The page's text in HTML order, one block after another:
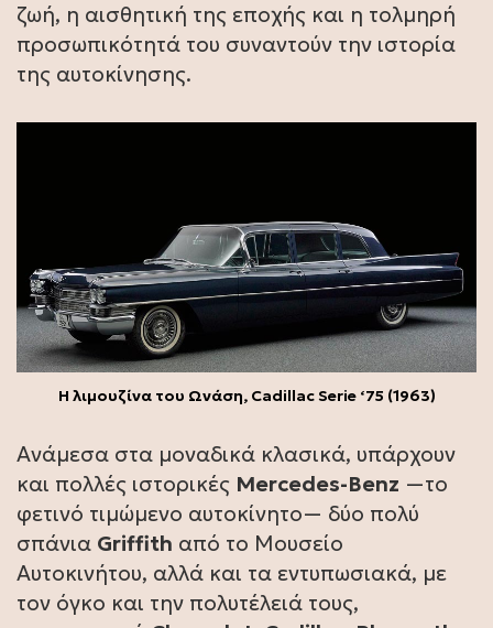
ζωή, η αισθητική της εποχής και η τολμηρή
προσωπικότητά του συναντούν την ιστορία
της αυτοκίνησης.
H λιμουζίνα του Ωνάση, Cadillac Serie ‘75 (1963)
Ανάμεσα στα μοναδικά κλασικά, υπάρχουν
και πολλές ιστορικές Mercedes-Benz —το
φετινό τιμώμενο αυτοκίνητο— δύο πολύ
σπάνια Griffith από το Μουσείο
Αυτοκινήτου, αλλά και τα εντυπωσιακά, με
τον όγκο και την πολυτέλειά τους,